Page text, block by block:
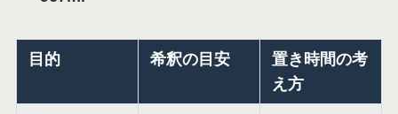
目的 希釈の目安
置き時間の考
え方